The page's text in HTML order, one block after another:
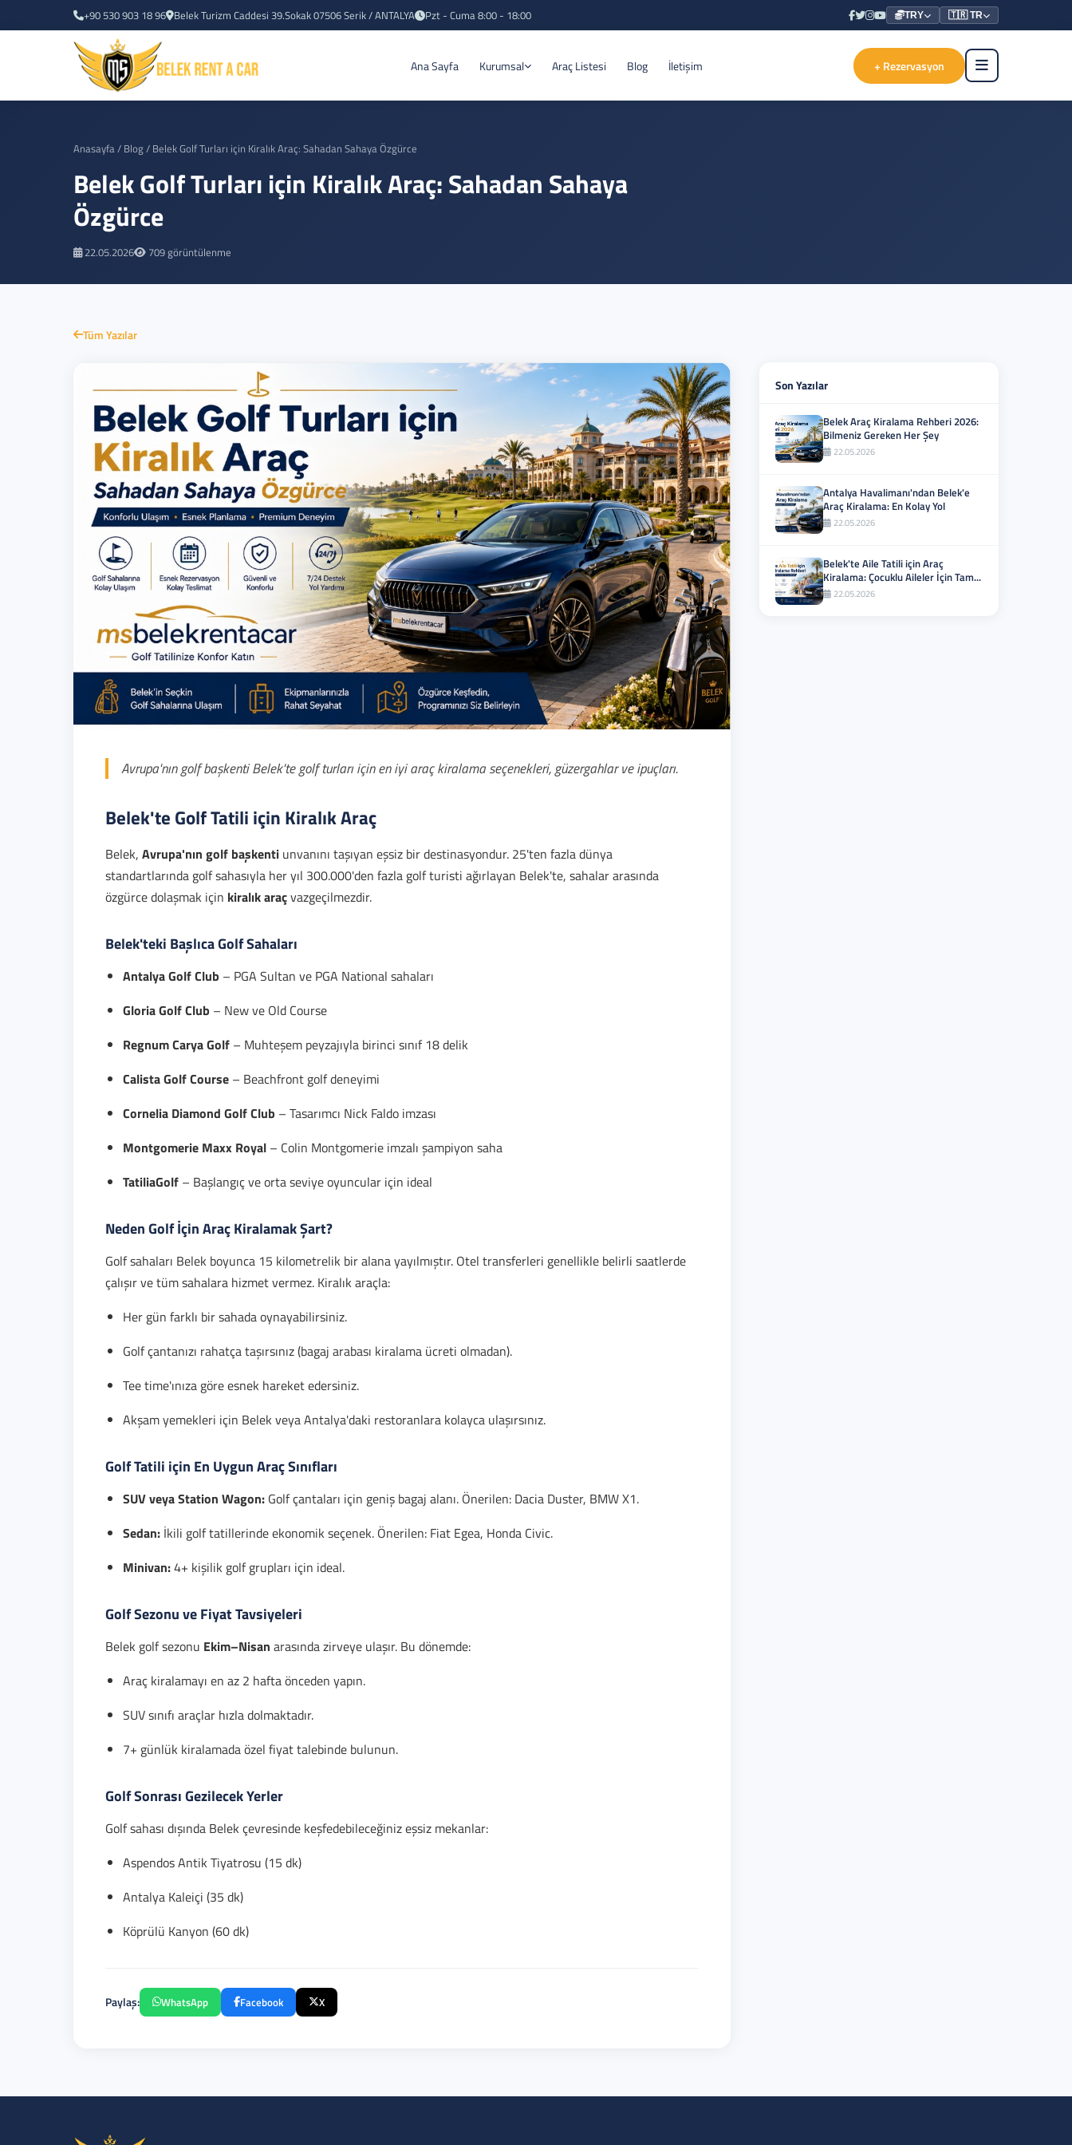
+90 530 903 18 96 Belek Turizm Caddesi 39.Sokak 07506 Serik / ANTALYA Pzt - Cuma 8:00 - 18:00 TRY 🇹🇷 TR
Ana Sayfa Kurumsal Araç Listesi Blog İletişim + Rezervasyon
Anasayfa/ Blog/ Belek Golf Turları için Kiralık Araç: Sahadan Sahaya Özgürce
Belek Golf Turları için Kiralık Araç: Sahadan Sahaya
Özgürce
22.05.2026 709 görüntülenme
Tüm Yazılar
Avrupa'nın golf başkenti Belek'te golf turları için en iyi araç kiralama seçenekleri, güzergahlar ve ipuçları.
Belek'te Golf Tatili için Kiralık Araç
Belek, Avrupa'nın golf başkenti unvanını taşıyan eşsiz bir destinasyondur. 25'ten fazla dünya
standartlarında golf sahasıyla her yıl 300.000'den fazla golf turisti ağırlayan Belek'te, sahalar arasında
özgürce dolaşmak için kiralık araçvazgeçilmezdir.
Belek'teki Başlıca Golf Sahaları
Antalya Golf Club – PGA Sultan ve PGA National sahaları
Gloria Golf Club – New ve Old Course
Regnum Carya Golf – Muhteşem peyzajıyla birinci sınıf 18 delik
Calista Golf Course – Beachfront golf deneyimi
Cornelia Diamond Golf Club – Tasarımcı Nick Faldo imzası
Montgomerie Maxx Royal – Colin Montgomerie imzalı şampiyon saha
TatiliaGolf – Başlangıç ve orta seviye oyuncular için ideal
Neden Golf İçin Araç Kiralamak Şart?
Golf sahaları Belek boyunca 15 kilometrelik bir alana yayılmıştır. Otel transferleri genellikle belirli saatlerde
çalışır ve tüm sahalara hizmet vermez. Kiralık araçla:
Her gün farklı bir sahada oynayabilirsiniz.
Golf çantanızı rahatça taşırsınız (bagaj arabası kiralama ücreti olmadan).
Tee time'ınıza göre esnek hareket edersiniz.
Akşam yemekleri için Belek veya Antalya'daki restoranlara kolayca ulaşırsınız.
Golf Tatili için En Uygun Araç Sınıfları
SUV veya Station Wagon: Golf çantaları için geniş bagaj alanı. Önerilen: Dacia Duster, BMW X1.
Sedan: İkili golf tatillerinde ekonomik seçenek. Önerilen: Fiat Egea, Honda Civic.
Minivan:4+ kişilik golf grupları için ideal.
Golf Sezonu ve Fiyat Tavsiyeleri
Belek golf sezonu Ekim–Nisan arasında zirveye ulaşır. Bu dönemde:
Araç kiralamayı en az 2 hafta önceden yapın.
SUV sınıfı araçlar hızla dolmaktadır.
7+ günlük kiralamada özel fiyat talebinde bulunun.
Golf Sonrası Gezilecek Yerler
Golf sahası dışında Belek çevresinde keşfedebileceğiniz eşsiz mekanlar:
Aspendos Antik Tiyatrosu (15 dk)
Antalya Kaleiçi (35 dk)
Köprülü Kanyon (60 dk)
Paylaş: WhatsApp Facebook X
Son Yazılar
Belek Araç Kiralama Rehberi 2026:
Bilmeniz Gereken Her Şey
22.05.2026
Antalya Havalimanı'ndan Belek'e
Araç Kiralama: En Kolay Yol
22.05.2026
Belek'te Aile Tatili için Araç
Kiralama: Çocuklu Aileler İçin Tam...
22.05.2026